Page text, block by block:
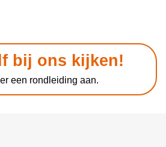
bij ons kijken!
een rondleiding aan.